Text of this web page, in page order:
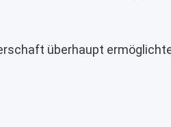
überhaupt